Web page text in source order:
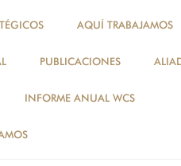
AQUÍ TRABAJAMOS
PUBLICACIONES
INFORME ANUAL WCS